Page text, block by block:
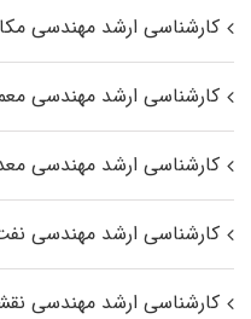
کارشناسی ارشد مهندسی
کارشناسی ارشد مهندسی
کارشناسی ارشد مهندسی
کارشناسی ارشد مهندسی
کارشناسی ارشد مهندسی